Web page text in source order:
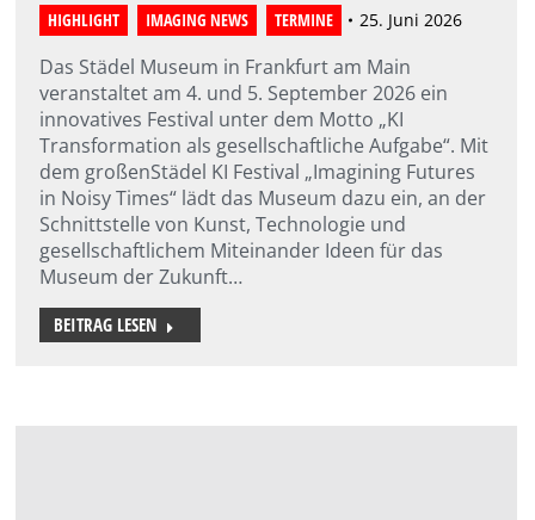
HIGHLIGHT IMAGING NEWS TERMINE 25. Juni 2026
Das Städel Museum in Frankfurt am Main
veranstaltet am 4. und 5. September 2026 ein
innovatives Festival unter dem Motto „KI
Transformation als gesellschaftliche Aufgabe“. Mit
dem großenStädel KI Festival „Imagining Futures
in Noisy Times“ lädt das Museum dazu ein, an der
Schnittstelle von Kunst, Technologie und
gesellschaftlichem Miteinander Ideen für das
Museum der Zukunft…
BEITRAG LESEN